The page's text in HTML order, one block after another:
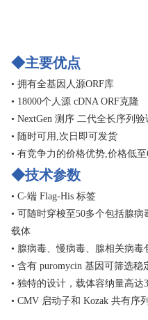
◆主要优点
• 拥有全基因人源ORF库
• 18000个人源 cDNA ORF克隆
• NextGen 测序 二代全长序列验
• 随时可用,次日即可发货
• 有竞争力的价格优势,价格低至
◆技术参数
• C-端 Flag-His 标签
• 可随时穿梭至50多个包括腺
载体
• 腺病毒、慢病毒、腺相关病
• 含有 puromycin 基因可筛选稳
• 独特的设计，载体容纳量高达
• CMV 启动子和 Kozak 共有序